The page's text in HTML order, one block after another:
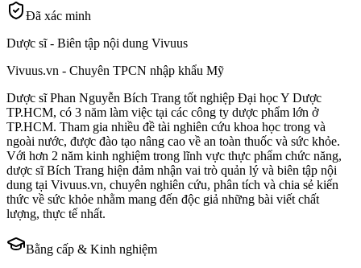
Đã xác minh
Dược sĩ - Biên tập nội dung Vivuus
Vivuus.vn - Chuyên TPCN nhập khẩu Mỹ
Dược sĩ Phan Nguyễn Bích Trang tốt nghiệp Đại học Y Dược
TP.HCM, có 3 năm làm việc tại các công ty dược phẩm lớn ở
TP.HCM. Tham gia nhiều đề tài nghiên cứu khoa học trong và
ngoài nước, được đào tạo nâng cao về an toàn thuốc và sức khỏe.
Với hơn 2 năm kinh nghiệm trong lĩnh vực thực phẩm chức năng,
dược sĩ Bích Trang hiện đảm nhận vai trò quản lý và biên tập nội
dung tại Vivuus.vn, chuyên nghiên cứu, phân tích và chia sẻ kiến
thức về sức khỏe nhằm mang đến độc giả những bài viết chất
lượng, thực tế nhất.
Bằng cấp & Kinh nghiệm